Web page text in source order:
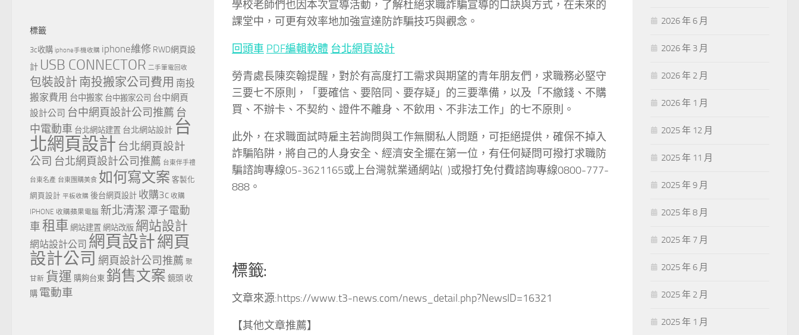
學校老師們也因本次宣導活動，了解杜絕求職詐騙宣導的口訣與方式，在未來的
課堂中，可更有效率地加強宣達防詐騙技巧與觀念。
回頭車 PDF編輯軟體 台北網頁設計
勞青處長陳奕翰提醒，對於有高度打工需求與期望的青年朋友們，求職務必堅守
三要七不原則，「要確信、要陪同、要存疑」的三要準備，以及「不繳錢、不購
買、不辦卡、不契約、證件不離身、不飲用、不非法工作」的七不原則。
此外，在求職面試時雇主若詢問與工作無關私人問題，可拒絕提供，確保不掉入
詐騙陷阱，將自己的人身安全、經濟安全擺在第一位，有任何疑問可撥打求職防
騙諮詢專線05-3621165或上台灣就業通網站( )或撥打免付費諮詢專線0800-777-
888。
標籤:
文章來源:https://www.t3-news.com/news_detail.php?NewsID=16321
【其他文章推薦】
標籤
3c收購 iphone手機收購 iphone維修 RWD網頁設
計 USB CONNECTOR 二手筆電回收
包裝設計 南投搬家公司費用 南投
搬家費用 台中搬家 台中搬家公司 台中網頁
設計公司 台中網頁設計公司推薦 台
中電動車 台北網站建置 台北網站設計 台
北網頁設計 台北網頁設計
公司 台北網頁設計公司推薦 台東伴手禮
台東名產 台東團購美食 如何寫文案 客製化
網頁設計 平板收購 後台網頁設計 收購3c 收購
IPHONE 收購蘋果電腦 新北清潔 潭子電動
車租車 網站建置 網站改版 網站設計
網站設計公司 網頁設計網頁
設計公司 網頁設計公司推薦 聚
甘新 貨運 購夠台東 銷售文案 鏡頭 收
購 電動車
2026 年 6 月
2026 年 3 月
2026 年 2 月
2026 年 1 月
2025 年 12 月
2025 年 11 月
2025 年 9 月
2025 年 8 月
2025 年 7 月
2025 年 6 月
2025 年 2 月
2025 年 1 月